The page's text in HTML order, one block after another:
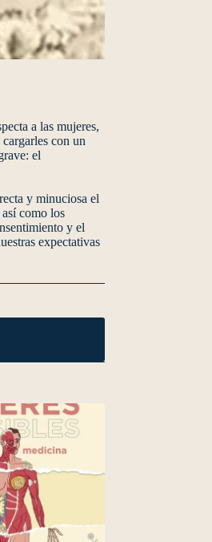
a las mujeres,
con un
el
y minuciosa el
como los
y el
expectativas